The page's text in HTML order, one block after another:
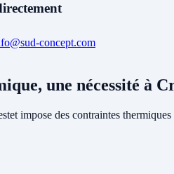
concept.com
une nécessité à
impose des contraintes